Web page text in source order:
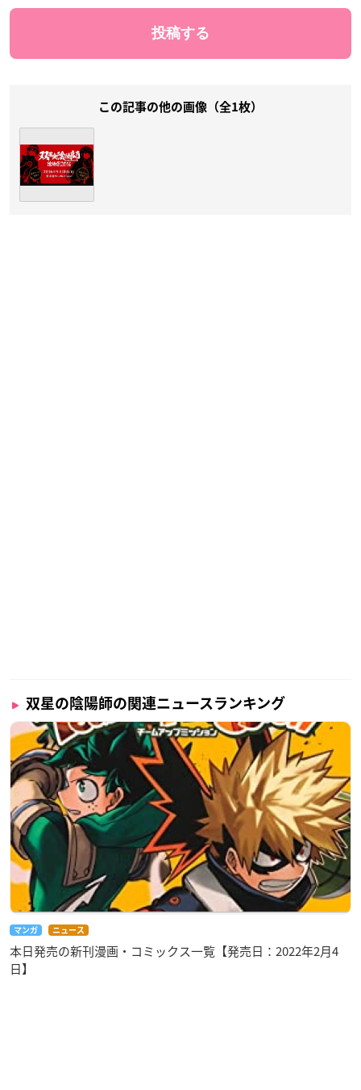
この記事の他の画像（全1枚）
双星の陰陽師の関連ニュースランキング
マンガ ニュース
本日発売の新刊漫画・コミックス一覧【発売日：2022年2月4
日】